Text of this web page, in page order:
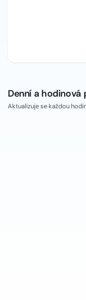
Denní a
Aktualizuje se každou